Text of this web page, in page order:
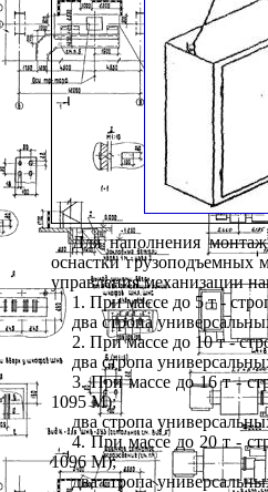
Для наполнения
оснастки
управления механизации
1. При массе до 5 т -
два стропа
2. При массе до 10 т -
два стропа
3. При массе до 16 т -
1095 М);
два стропа
4. При массе до 20 т -
1096 М);
два стропа